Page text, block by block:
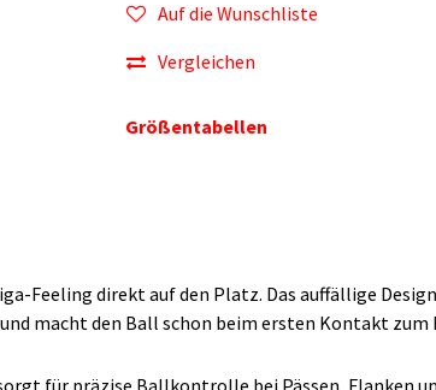
Auf die Wunschliste
Vergleichen
Größentabellen
Feeling direkt auf den Platz. Das auffällige
macht den Ball schon beim ersten Kontakt zum